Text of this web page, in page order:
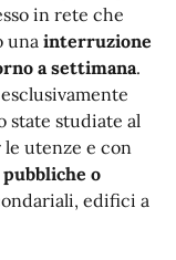
in rete che
una interruzione
a settimana.
state studiate al
le utenze e con
o
edifici a